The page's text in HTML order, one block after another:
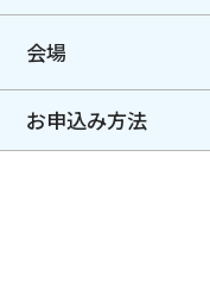
会場
お申込み方法